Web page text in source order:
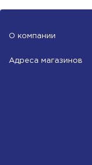
О компании
Адреса магазинов